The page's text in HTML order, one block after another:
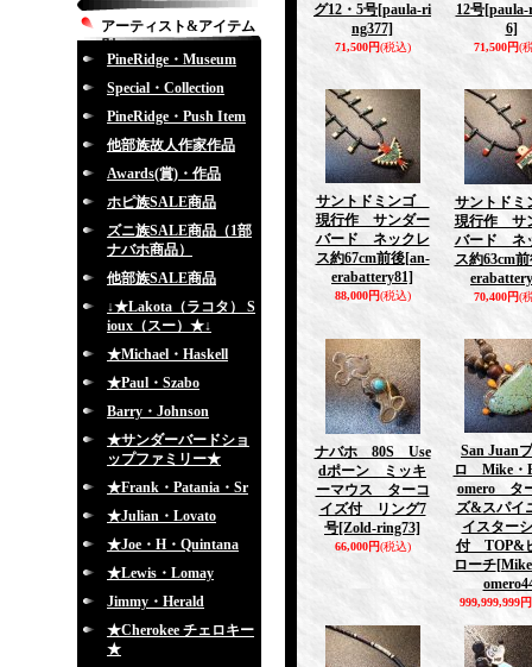
アーティスト&アイテム
別
PineRidge・Museum
Special・Collection
PineRidge・Push Item
他部族故人作家作品
Awards(賞)・作品
ホピ族SALE商品
ズニ族SALE商品（1部
ナバホ商品）
他部族SALE商品
↓★Lakota（ラコタ） S
ioux（スー）★↓
★Michael・Haskell
★Paul・Szabo
Barry・Johnson
★サンダーバードショ
ップファミリー★
★Frank・Patania・Sr
★Julian・Lovato
★Joe・H・Quintana
★Lewis・Lomay
Jimmy・Herald
★Cherokee チェロキー
★
グ12・5号[paula-ri
ng377]
71,500円(税込)
12号[paula-
6]
71,500円(
サントドミンゴ
現行作 サンダー
バード ネックレ
ス約67cm前後[an-
erabattery81]
88,000円(税込)
サントド
現行作 サ
バード ネ
ス約63cm
70,400円(
ナバホ 80S Use
dポーン ミッキ
ーマウス ターコ
イズ付 リング7
号[Zold-ring73]
66,000円(税込)
San Juan
ロ Mike・
omero タ
ズ&スパイ
イスター
付 TOP&
ローチ
999,999,999円